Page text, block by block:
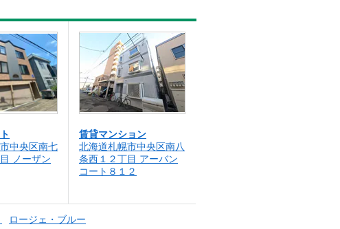
中央区南七
ノーザン
賃貸マンション
北海道札幌市中央区南八
条西１２丁目 アーバン
コート８１２
ロージェ・ブルー